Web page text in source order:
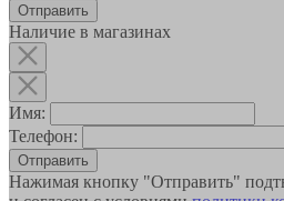
Наличие в магазинах
Имя:
Телефон:
Отправить
Нажимая кнопку "Отправить"